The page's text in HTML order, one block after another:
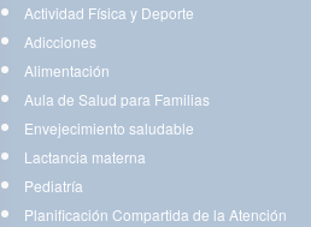
Actividad Física y Deporte
Adicciones
Alimentación
Aula de Salud para Familias
Envejecimiento saludable
Lactancia materna
Pediatría
Planificación Compartida de la Atención